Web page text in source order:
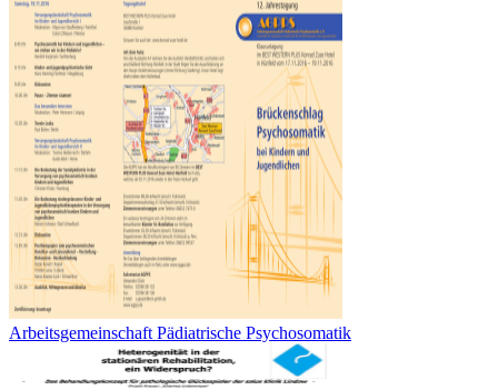
Arbeitsgemeinschaft Pädiatrische Psychosomatik